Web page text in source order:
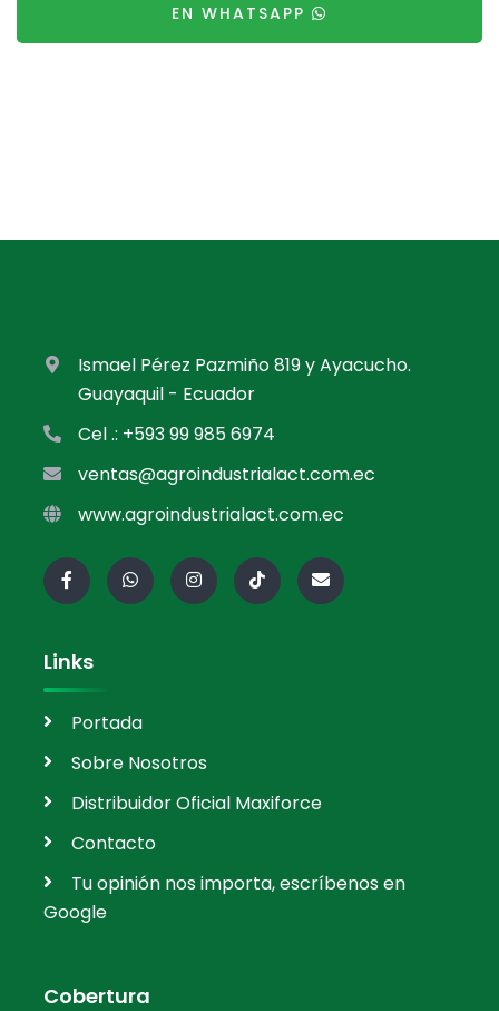
EN WHATSAPP
Ismael Pérez Pazmiño 819 y Ayacucho.
Guayaquil - Ecuador
Cel .: +593 99 985 6974
ventas@agroindustrialact.com.ec
www.agroindustrialact.com.ec
Links
Portada
Sobre Nosotros
Distribuidor Oficial Maxiforce
Contacto
Tu opinión nos importa, escríbenos en
Google
Cobertura